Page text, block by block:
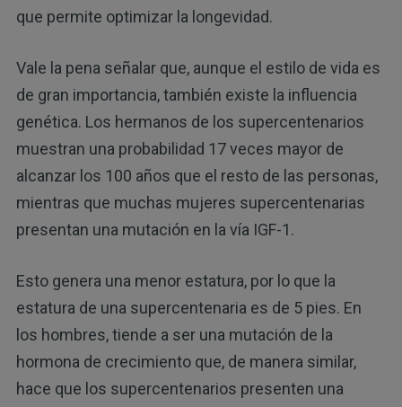
que permite optimizar la longevidad.
Vale la pena señalar que, aunque el estilo de vida es
de gran importancia, también existe la influencia
genética. Los hermanos de los supercentenarios
muestran una probabilidad 17 veces mayor de
alcanzar los 100 años que el resto de las personas,
mientras que muchas mujeres supercentenarias
presentan una mutación en la vía IGF-1.
Esto genera una menor estatura, por lo que la
estatura de una supercentenaria es de 5 pies. En
los hombres, tiende a ser una mutación de la
hormona de crecimiento que, de manera similar,
hace que los supercentenarios presenten una